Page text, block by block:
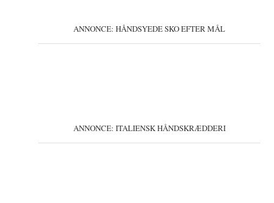
ANNONCE: HÅNDSYEDE SKO EFTER MÅL
ANNONCE: ITALIENSK HÅNDSKRÆDDERI